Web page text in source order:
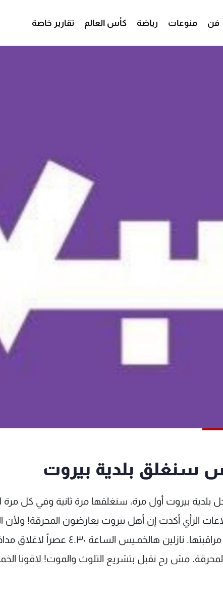
فن منوعات رياضة كأس العالم تقارير خاصة
سنغلق بلدية بيروت
بلدية بيروت أول مرة، سنغلقها مرة ثانية وفي كل مرة
الرأي أكدت إن أهل بيروت يعارضون المحرقة! ولأن
خطورة المحارق، وانه لاثقة في امكانية مراقبتها.
مش رح نقبل بتشريع التلوث والموت! لاقونا